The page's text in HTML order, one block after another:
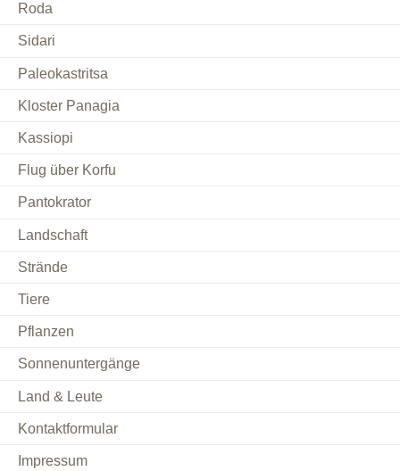
Roda
Sidari
Paleokastritsa
Kloster Panagia
Kassiopi
Flug über Korfu
Pantokrator
Landschaft
Strände
Tiere
Pflanzen
Sonnenuntergänge
Land & Leute
Kontaktformular
Impressum